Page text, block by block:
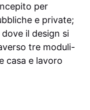
per
e private;
dove il design si
tre moduli-
casa e lavoro